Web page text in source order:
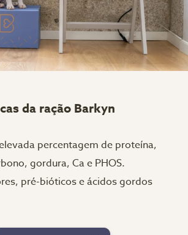
da ração Barkyn
percentagem de proteína,
gordura, Ca e PHOS.
pré-bióticos e ácidos gordos